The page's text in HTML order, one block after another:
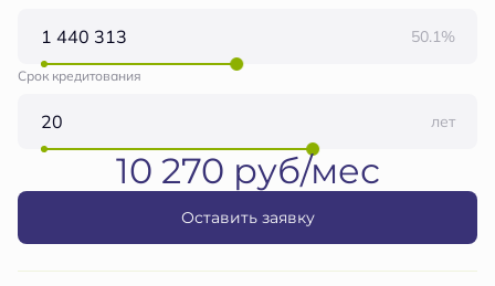
50.1%
Срок кредитования
лет
10 270 руб/мес
Оставить заявку